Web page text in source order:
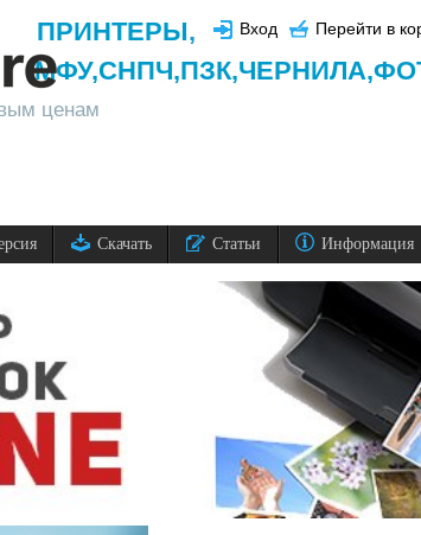
ценам
Вход Перейти в
ПРИНТЕРЫ,
МФУ,СНПЧ,ПЗК,ЧЕРНИЛА,
Скачать Статьи Информация